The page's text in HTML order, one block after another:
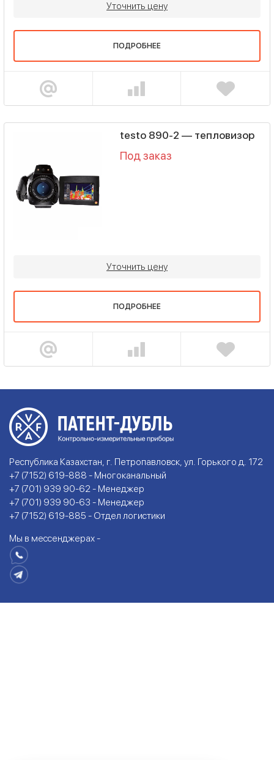
Уточнить цену
ПОДРОБНЕЕ
testo 890-2 — тепловизор
Под заказ
Уточнить цену
ПОДРОБНЕЕ
Республика Казахстан, г. Петропавловск, ул. Горького д. 172
+7 (7152) 619-888 - Многоканальный
+7 (701) 939 90-62 - Менеджер
+7 (701) 939 90-63 - Менеджер
+7 (7152) 619-885 - Отдел логистики
Мы в мессенджерах -